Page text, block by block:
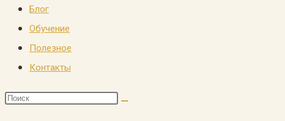
Блог
Обучение
Полезное
Контакты